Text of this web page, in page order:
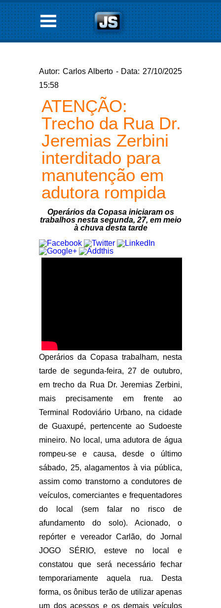
Autor: Carlos Alberto - Data: 27/10/2025
15:58
ATENÇÃO:
Trecho da Rua Dr.
Jeremias Zerbini
interditado para
manutenção em
adutora rompida
Operários da Copasa iniciaram os
trabalhos nesta segunda, 27, em meio
à chuva desta tarde
Operários da Copasa trabalham, nesta
tarde de segunda-feira, 27 de outubro,
em trecho da Rua Dr. Jeremias Zerbini,
mais precisamente em frente ao
Terminal Rodoviário Urbano, na cidade
de Guaxupé, pertencente ao Sudoeste
mineiro. No local, uma adutora de água
rompeu-se e causa, desde o último
sábado, 25, alagamentos à via pública,
assim como transtorno a condutores de
veículos, comerciantes e frequentadores
do local (sem falar no risco de
afundamento do solo). Acionado, o
repórter e vereador Carlão, do Jornal
JOGO SÉRIO, esteve no local e
constatou que será necessário fechar
temporariamente aquela rua. Desta
forma, os ônibus terão de utilizar apenas
um dos acessos e os demais veículos